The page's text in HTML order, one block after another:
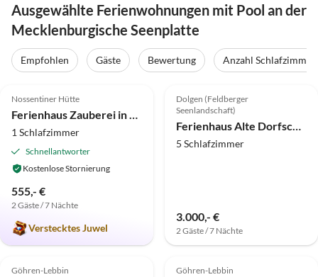
Ausgewählte Ferienwohnungen mit Pool an der
Mecklenburgische Seenplatte
Empfohlen Gäste Bewertung
Anzahl Schlafzimmer
Nossentiner Hütte
Ferienhaus Zauberei in Sparow
1 Schlafzimmer
Schnellantworter
Kostenlose Stornierung
555,- €
2 Gäste / 7 Nächte
Verstecktes Juwel
Dolgen (Feldberger
Seenlandschaft)
Ferienhaus Alte Dorfschule Dolgen
5 Schlafzimmer
3.000,- €
2 Gäste / 7 Nächte
Top-Inserat
5.0 (8)
Göhren-Lebbin
Top-Inserat
4.7 (4)
Göhren-Lebbin